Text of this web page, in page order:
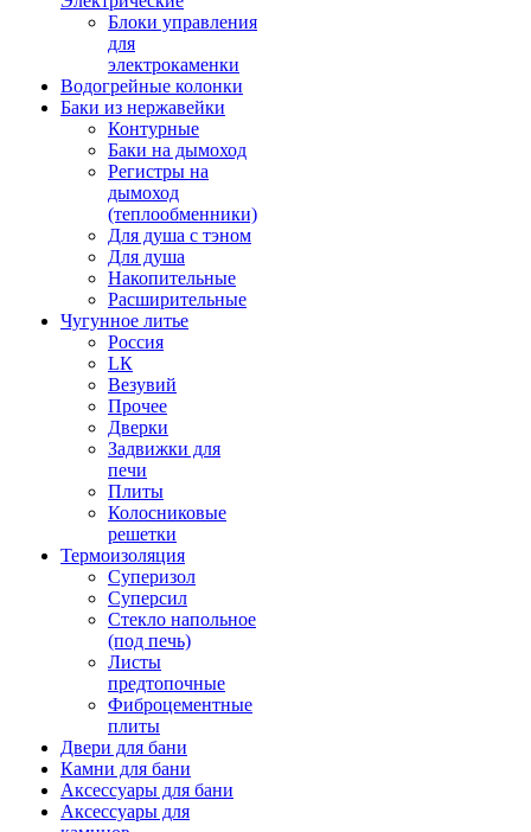
Блоки управления
для
электрокаменки
Водогрейные колонки
Баки из нержавейки
Контурные
Баки на дымоход
Регистры на
дымоход
(теплообменники)
Для душа с тэном
Для душа
Накопительные
Расширительные
Чугунное литье
Россия
LК
Везувий
Прочее
Дверки
Задвижки для
печи
Плиты
Колосниковые
решетки
Термоизоляция
Суперизол
Суперсил
Стекло напольное
(под печь)
Листы
предтопочные
Фиброцементные
плиты
Двери для бани
Камни для бани
Аксессуары для бани
Аксессуары для